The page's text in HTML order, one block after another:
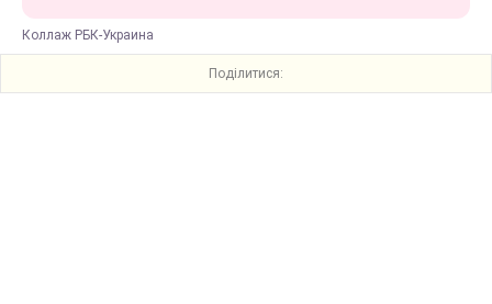
Коллаж РБК-Украина
Поділитися: